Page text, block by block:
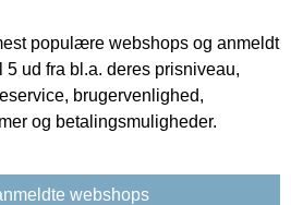
populære webshops og anmeldt
5 ud fra bl.a. deres prisniveau,
brugervenlighed,
og betalingsmuligheder.
webshops